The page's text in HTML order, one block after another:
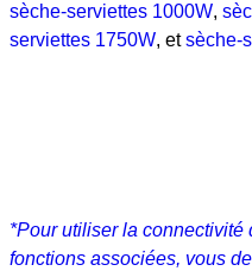
sèche-serviettes 1000W,
serviettes 1750W, etsèche-
*Pour utiliser la connectivité
fonctions associées, vous